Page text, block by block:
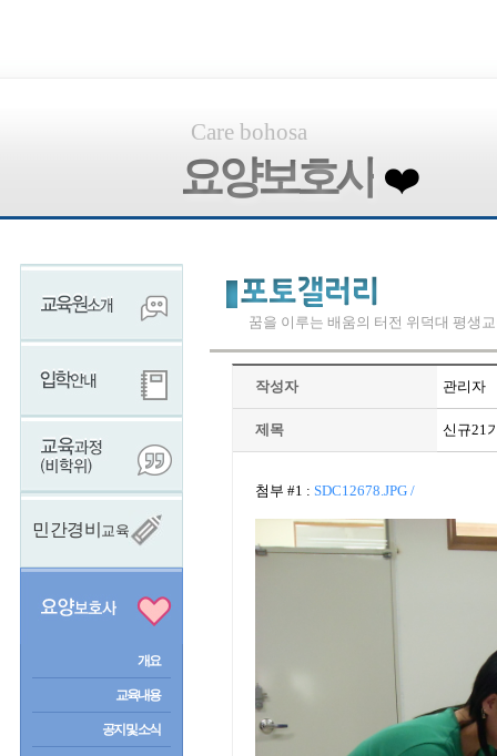
Care bohosa
요양보호사 ❤️
민간경비 교육
개요
교육내용
공지 및 소식
꿈을 이루는 배움의 터전 위덕대 평생
작성자 관리자
제목 신규21
첨부 #1 : SDC12678.JPG /